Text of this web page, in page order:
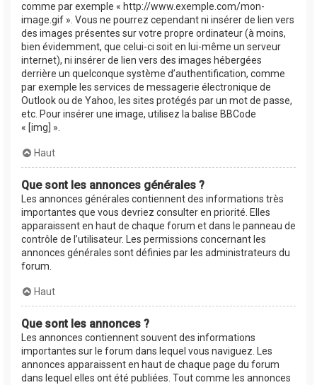
comme par exemple « http://www.exemple.com/mon-
image.gif ». Vous ne pourrez cependant ni insérer de lien vers
des images présentes sur votre propre ordinateur (à moins,
bien évidemment, que celui-ci soit en lui-même un serveur
internet), ni insérer de lien vers des images hébergées
derrière un quelconque système d’authentification, comme
par exemple les services de messagerie électronique de
Outlook ou de Yahoo, les sites protégés par un mot de passe,
etc. Pour insérer une image, utilisez la balise BBCode
« [img] ».
Haut
Que sont les annonces générales ?
Les annonces générales contiennent des informations très
importantes que vous devriez consulter en priorité. Elles
apparaissent en haut de chaque forum et dans le panneau de
contrôle de l’utilisateur. Les permissions concernant les
annonces générales sont définies par les administrateurs du
forum.
Haut
Que sont les annonces ?
Les annonces contiennent souvent des informations
importantes sur le forum dans lequel vous naviguez. Les
annonces apparaissent en haut de chaque page du forum
dans lequel elles ont été publiées. Tout comme les annonces